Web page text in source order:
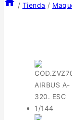
/ Tienda /